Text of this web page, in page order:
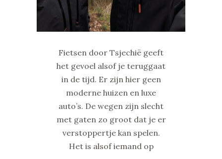
Fietsen door Tsjechië geeft
het gevoel alsof je teruggaat
in de tijd. Er zijn hier geen
moderne huizen en luxe
auto’s. De wegen zijn slecht
met gaten zo groot dat je er
verstoppertje kan spelen.
Het is alsof iemand op